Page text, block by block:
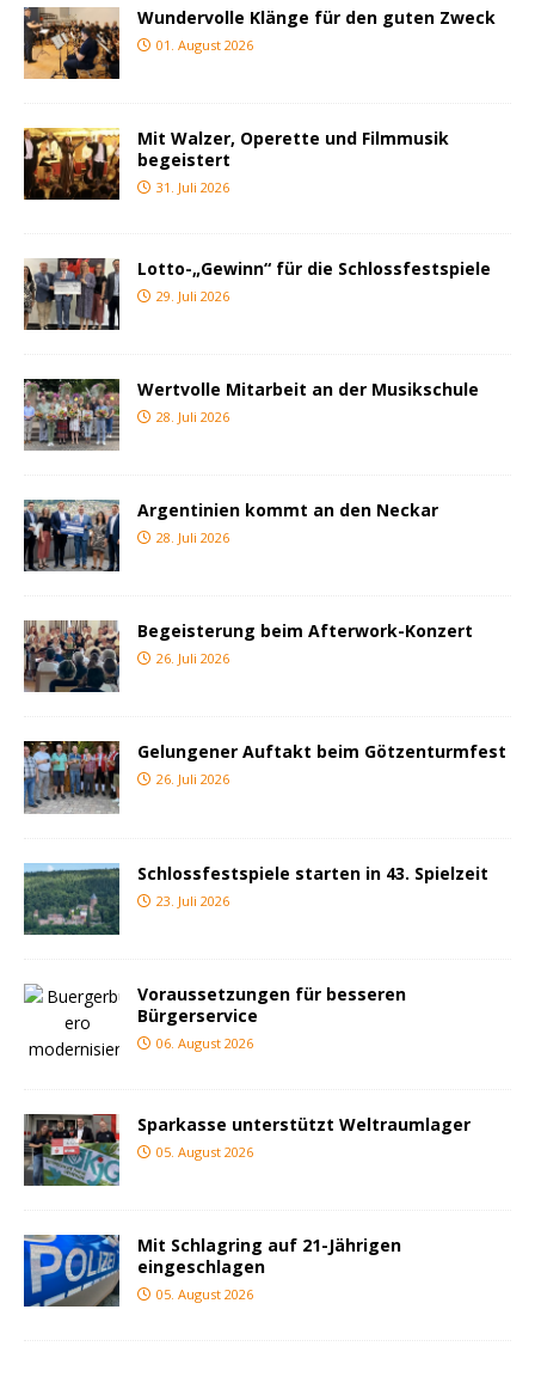
Wundervolle Klänge für den guten Zweck
01. August 2026
Mit Walzer, Operette und Filmmusik
begeistert
31. Juli 2026
Lotto-„Gewinn“ für die Schlossfestspiele
29. Juli 2026
Wertvolle Mitarbeit an der Musikschule
28. Juli 2026
Argentinien kommt an den Neckar
28. Juli 2026
Begeisterung beim Afterwork-Konzert
26. Juli 2026
Gelungener Auftakt beim Götzenturmfest
26. Juli 2026
Schlossfestspiele starten in 43. Spielzeit
23. Juli 2026
Voraussetzungen für besseren
Bürgerservice
06. August 2026
Sparkasse unterstützt Weltraumlager
05. August 2026
Mit Schlagring auf 21-Jährigen
eingeschlagen
05. August 2026